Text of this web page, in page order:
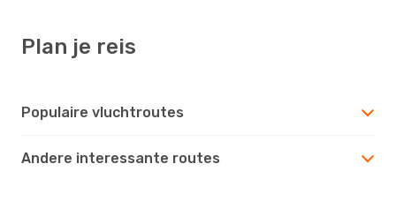
Plan je reis
Populaire vluchtroutes
Andere interessante routes